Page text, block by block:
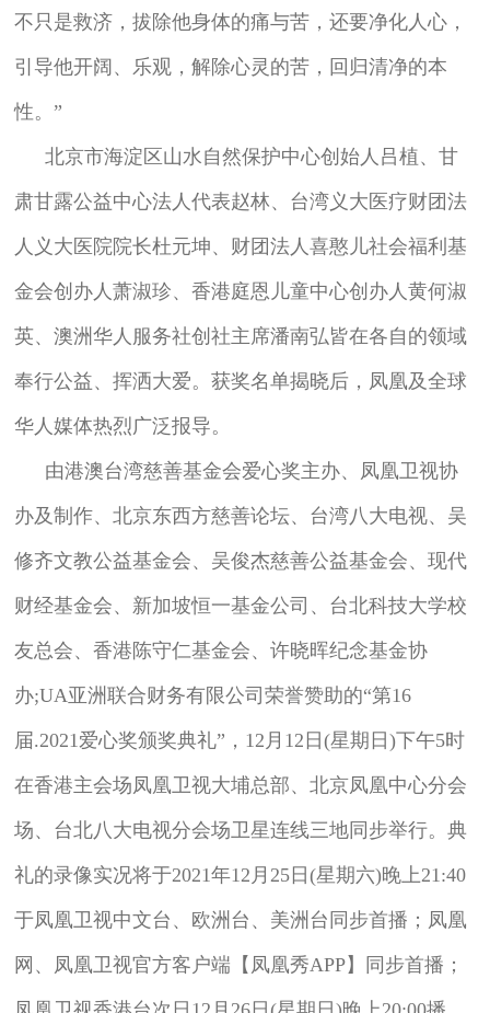
不只是救济，拔除他身体的痛与苦，还要净化人心，
引导他开阔、乐观，解除心灵的苦，回归清净的本
性。”
北京市海淀区山水自然保护中心创始人吕植、甘
肃甘露公益中心法人代表赵林、台湾义大医疗财团法
人义大医院院长杜元坤、财团法人喜憨儿社会福利基
金会创办人萧淑珍、香港庭恩儿童中心创办人黄何淑
英、澳洲华人服务社创社主席潘南弘皆在各自的领域
奉行公益、挥洒大爱。获奖名单揭晓后，凤凰及全球
华人媒体热烈广泛报导。
由港澳台湾慈善基金会爱心奖主办、凤凰卫视协
办及制作、北京东西方慈善论坛、台湾八大电视、吴
修齐文教公益基金会、吴俊杰慈善公益基金会、现代
财经基金会、新加坡恒一基金公司、台北科技大学校
友总会、香港陈守仁基金会、许晓晖纪念基金协
办;UA亚洲联合财务有限公司荣誉赞助的“第16
届.2021爱心奖颁奖典礼”，12月12日(星期日)下午5时
在香港主会场凤凰卫视大埔总部、北京凤凰中心分会
场、台北八大电视分会场卫星连线三地同步举行。典
礼的录像实况将于2021年12月25日(星期六)晚上21:40
于凤凰卫视中文台、欧洲台、美洲台同步首播；凤凰
网、凤凰卫视官方客户端【凤凰秀APP】同步首播；